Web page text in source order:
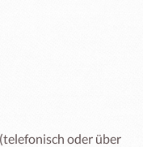
oder über